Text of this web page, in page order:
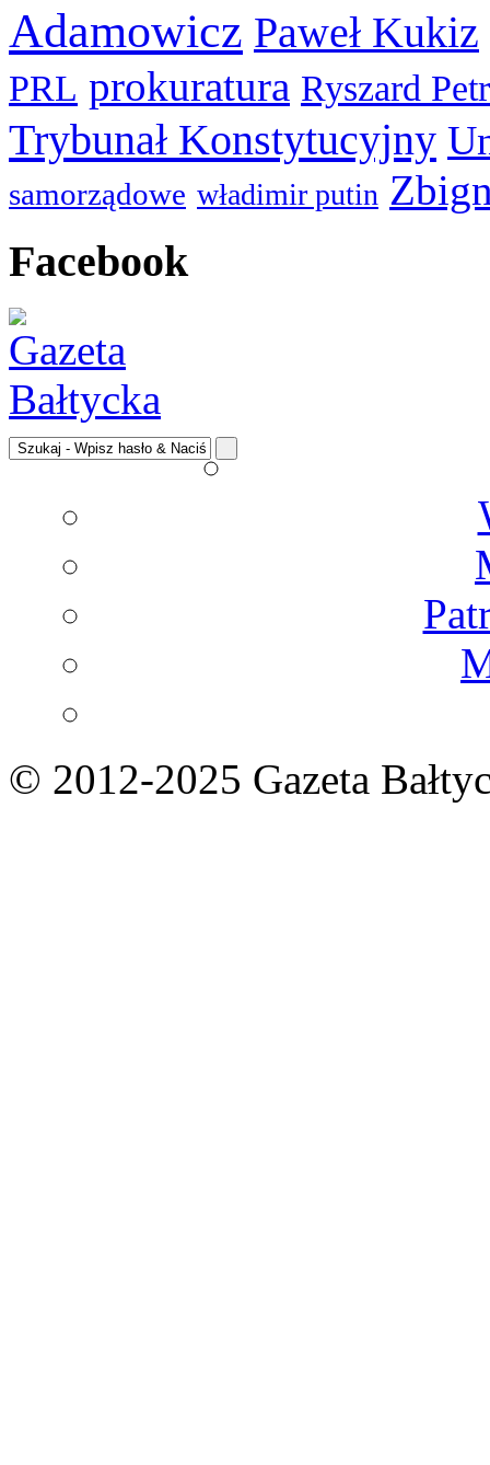
Adamowicz Paweł Kukiz
PRL prokuratura Ryszard
Trybunał Konstytucyjny
samorządowe władimir putin
Facebook
© 2012-2025 Gazeta